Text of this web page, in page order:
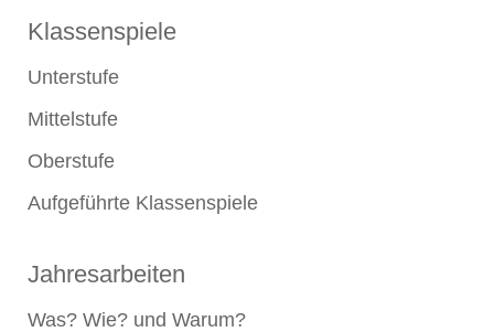
Klassenspiele
Unterstufe
Mittelstufe
Oberstufe
Aufgeführte Klassenspiele
Jahresarbeiten
Was? Wie? und Warum?